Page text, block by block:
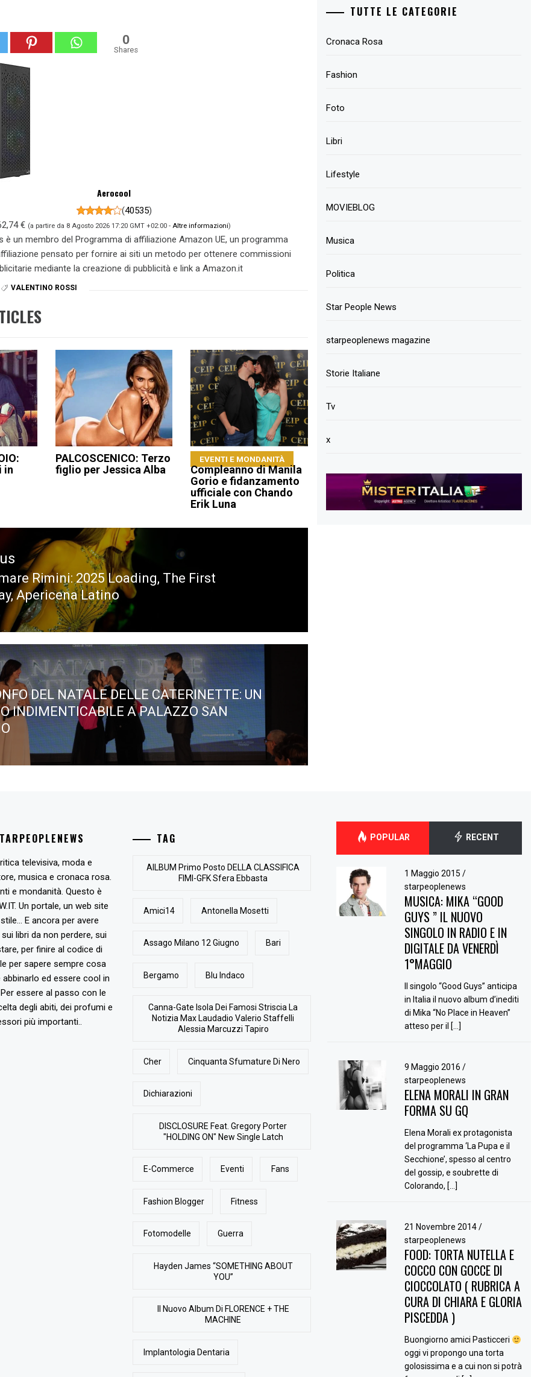
0
Shares
Aerocool
(40535)
€ (a partire da 8 Agosto 2026 17:20 GMT +02:00 - Altre informazioni)
è un membro del Programma di affiliazione Amazon UE, un programma
pensato per fornire ai siti un metodo per ottenere commissioni
mediante la creazione di pubblicità e link a Amazon.it
VALENTINO ROSSI
in
PALCOSCENICO: Terzo
figlio per Jessica Alba
EVENTI E MONDANITÀ
Compleanno di Manila
Gorio e fidanzamento
ufficiale con Chando
Erik Luna
Rimini: 2025 Loading, The First
Apericena Latino
DEL NATALE DELLE CATERINETTE: UN
INDIMENTICABILE A PALAZZO SAN
TUTTE LE CATEGORIE
Cronaca Rosa
Fashion
Foto
Libri
Lifestyle
MOVIEBLOG
Musica
Politica
Star People News
starpeoplenews magazine
Storie Italiane
Tv
x
televisiva, moda e
musica e cronaca rosa.
e mondanità. Questo è
Un portale, un web site
E ancora per avere
libri da non perdere, sui
per finire al codice di
per sapere sempre cosa
ed essere cool in
essere al passo con le
degli abiti, dei profumi e
più importanti..
TAG
AlLBUM Primo Posto DELLA CLASSIFICA
FIMI-GFK Sfera Ebbasta
Amici14 Antonella Mosetti
Assago Milano 12 Giugno Bari
Bergamo Blu Indaco
Canna-Gate Isola Dei Famosi Striscia La
Notizia Max Laudadio Valerio Staffelli
Alessia Marcuzzi Tapiro
Cher Cinquanta Sfumature Di Nero
Dichiarazioni
DISCLOSURE Feat. Gregory Porter
"HOLDING ON" New Single Latch
E-Commerce Eventi Fans
Fashion Blogger Fitness
Fotomodelle Guerra
Hayden James “SOMETHING ABOUT
YOU”
Il Nuovo Album Di FLORENCE + THE
MACHINE
Implantologia Dentaria
POPULAR RECENT
1 Maggio 2015 /
starpeoplenews
MUSICA: MIKA “GOOD
GUYS ” IL NUOVO
SINGOLO IN RADIO E IN
DIGITALE DA VENERDÌ
1°MAGGIO
Il singolo “Good Guys” anticipa
in Italia il nuovo album d’inediti
di Mika “No Place in Heaven”
atteso per il […]
9 Maggio 2016 /
starpeoplenews
ELENA MORALI IN GRAN
FORMA SU GQ
Elena Morali ex protagonista
del programma ‘La Pupa e il
Secchione’, spesso al centro
del gossip, e soubrette di
Colorando, […]
21 Novembre 2014/
starpeoplenews
FOOD: TORTA NUTELLA E
COCCO CON GOCCE DI
CIOCCOLATO ( RUBRICA A
CURA DI CHIARA E GLORIA
PISCEDDA )
Buongiorno amici Pasticceri
oggi vi propongo una torta
golosissima e a cui non si potrà